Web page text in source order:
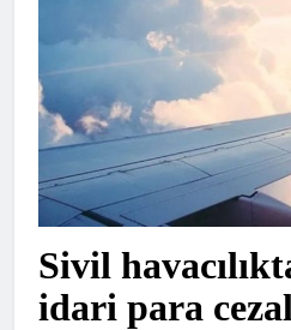
Sivil
idari para